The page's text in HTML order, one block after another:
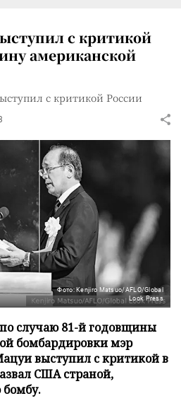
с критикой
американской
с критикой России
Фото: Kenjiro Matsuo/AFLO/Global
Look Press
случаю 81-й годовщины
бомбардировки мэр
выступил с критикой в
США страной,